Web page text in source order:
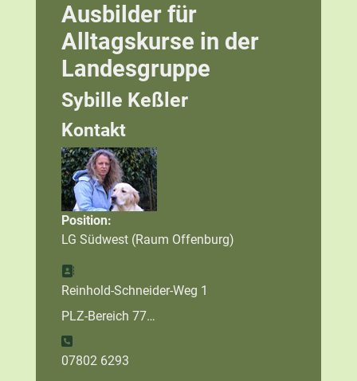
Ausbilder für
Alltagskurse in der
Landesgruppe
Sybille Keßler
Kontakt
Position:
LG Südwest (Raum Offenburg)
Adresse:
Reinhold-Schneider-Weg 1
PLZ-Bereich 77…
Telefon:
07802 6293